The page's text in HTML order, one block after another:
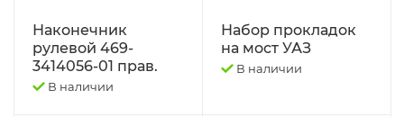
Наконечник
рулевой 469-
3414056-01 прав.
В наличии
Набор прокладок
на мост УАЗ
В наличии